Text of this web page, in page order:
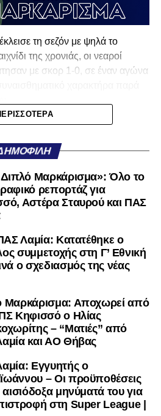
τη σεζόν με ψηλά το
της χρονιάς, οι νεαροί
με σκορ 1-0, σε έναν αγώνα
σημείωσε ο
πέναλτι στα μέσα του
κέρδισε το πέναλτι,
και πάθος – χαρακτηριστικά
του πορεία παρά τις δυσκολίες.
αυτή λειτούργησε ως
Οι παίκτες, το τεχνικό τιμ και οι
έντονα τις τελευταίες
να λειτουργεί ως ένα
κατηγορία.
και για την Κ-19 του ΠΑΣ Λαμία,
να φέρει ανασυγκρότηση,
επιτυχίες.
Μαρκάρισμα»: Όλο το
ρεπορτάζ για
Αστέρα Σταυρού και ΠΑΣ
Λαμία: Κατατέθηκε ο
συμμετοχής στη Γ’ Εθνική
ο σχεδιασμός της νέας
Μαρκάρισμα: Αποχωρεί από
Κηφισσό ο Ηλίας
– “Ματιές” από
και ΑΟ Θήβας
Εγγυητής ο
– Οι προϋποθέσεις
αισιόδοξα μηνύματά του για
στη Super League |